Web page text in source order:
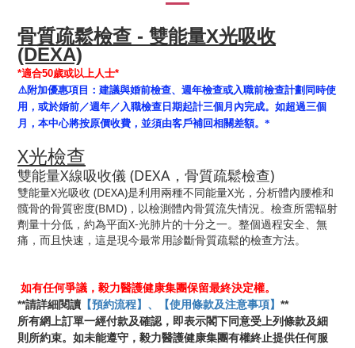
骨質疏鬆檢查 - 雙能量X光吸收
(DEXA)
*適合50歲或以上人士*
⚠️附加優惠項目：建議與婚前檢查、週年檢查或入職前檢查計劃同時使
用，或於婚前／週年／入職檢查日期起計三個月內完成。如超過三個
月，本中心將按原價收費，並須由客戶補回相關差額。*
X光檢查
雙能量X線吸收儀 (DEXA，骨質疏鬆檢查)
雙能量X光吸收 (DEXA)是利用兩種不同能量X光，分析體內腰椎和
髖骨的骨質密度(BMD)，以檢測體內骨質流失情況。檢查所需輻射
劑量十分低，約為平面X-光肺片的十分之一。整個過程安全、無
痛，而且快速，這是現今最常用診斷骨質疏鬆的檢查方法。
如有任何爭議，毅力醫護健康集團保留最終決定權。
**請詳細閱讀 【預約流程】、【使用條款及注意事項】 **
所有網上訂單一經付款及確認，即表示閣下同意受上列條款及細
則所約束。如未能遵守，毅力醫護健康集團有權終止提供任何服